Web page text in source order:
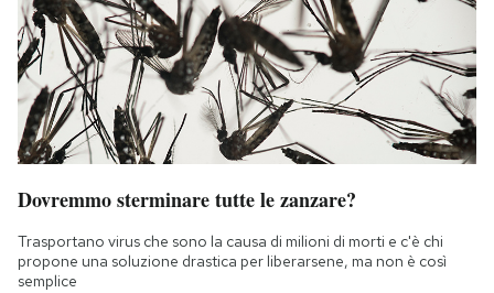
Dovremmo sterminare tutte le zanzare?
Trasportano virus che sono la causa di milioni di morti e c'è chi
propone una soluzione drastica per liberarsene, ma non è così
semplice